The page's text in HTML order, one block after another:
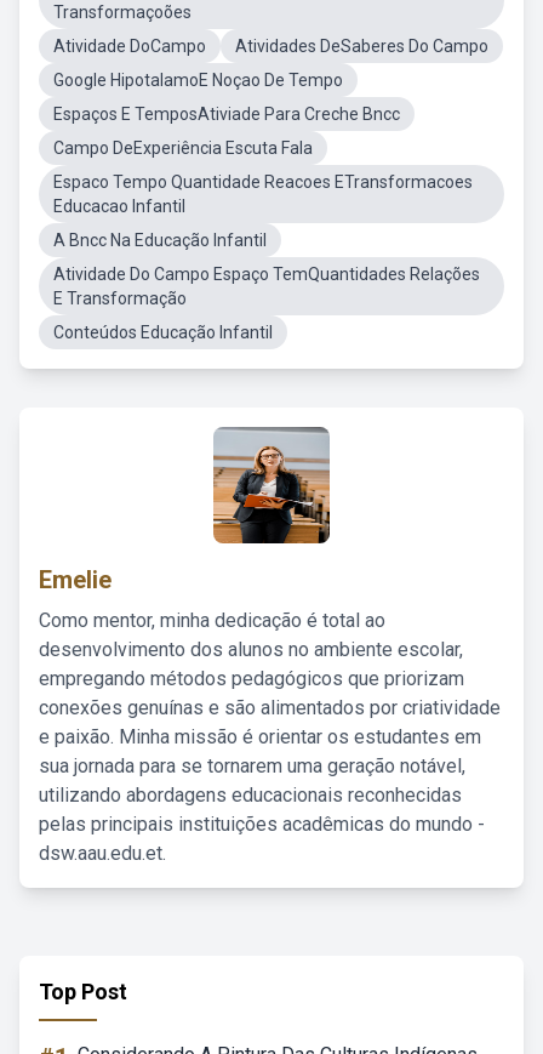
Transformaçoões
Atividade DoCampo
Atividades DeSaberes Do Campo
Google HipotalamoE Noçao De Tempo
Espaços E TemposAtiviade Para Creche Bncc
Campo DeExperiência Escuta Fala
Espaco Tempo Quantidade Reacoes ETransformacoes
Educacao Infantil
A Bncc Na Educação Infantil
Atividade Do Campo Espaço TemQuantidades Relações
E Transformação
Conteúdos Educação Infantil
Emelie
Como mentor, minha dedicação é total ao
desenvolvimento dos alunos no ambiente escolar,
empregando métodos pedagógicos que priorizam
conexões genuínas e são alimentados por criatividade
e paixão. Minha missão é orientar os estudantes em
sua jornada para se tornarem uma geração notável,
utilizando abordagens educacionais reconhecidas
pelas principais instituições acadêmicas do mundo -
dsw.aau.edu.et.
Top Post